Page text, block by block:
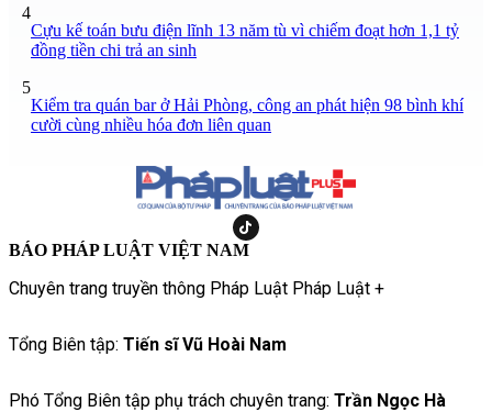
4
Cựu kế toán bưu điện lĩnh 13 năm tù vì chiếm đoạt hơn 1,1 tỷ
đồng tiền chi trả an sinh
5
Kiểm tra quán bar ở Hải Phòng, công an phát hiện 98 bình khí
cười cùng nhiều hóa đơn liên quan
BÁO PHÁP LUẬT VIỆT NAM
Chuyên trang truyền thông Pháp Luật Pháp Luật +
Tổng Biên tập: Tiến sĩ Vũ Hoài Nam
Phó Tổng Biên tập phụ trách chuyên trang: Trần Ngọc Hà